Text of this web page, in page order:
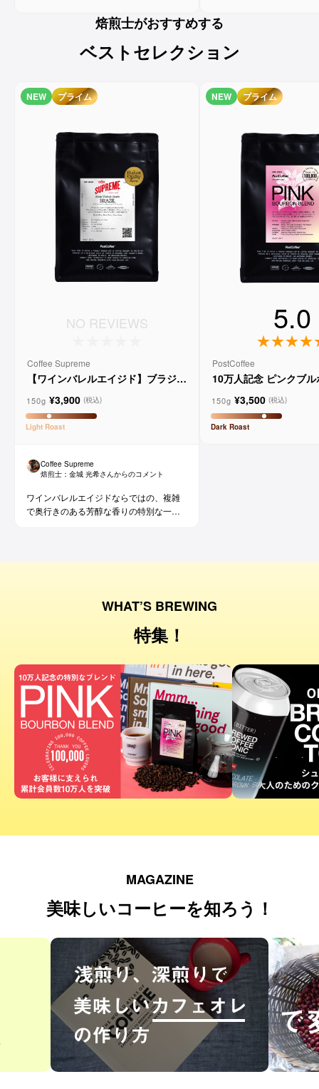
焙煎士がおすすめする
ベストセレクション
NEW プライム
NO REVIEWS
Coffee Supreme
【ワインバレルエイジド】ブラジル
ョ
150g ¥3,900 (税込)
Light Roast
Coffee Supreme
焙煎士： 金城 光希さんからのコメント
ワインバレルエイジドならではの、複雑
で奥行きのある芳醇な香りの特別な一杯
NEW プライム
5.0
PostCoffee
10万人記念 ピンクブ
150g ¥3,500 (税込)
Dark Roast
WHAT’S BREWING
特集！
MAGAZINE
美味しいコーヒーを知ろう！